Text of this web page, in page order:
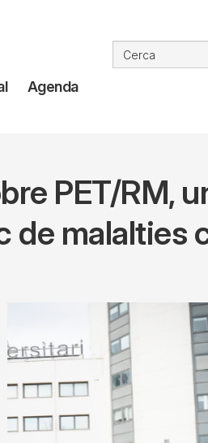
Agenda
PET/RM,
de malalties